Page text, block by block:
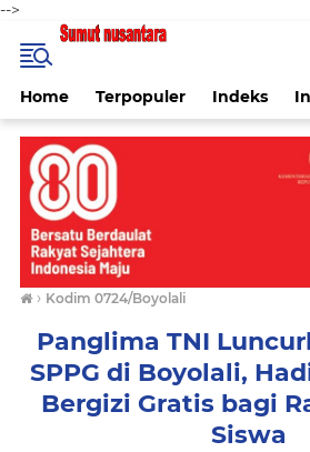
-->
Home Terpopuler Indeks
› Kodim 0724/Boyolali
Panglima TNI
SPPG di Boyolali,
Bergizi Gratis bagi
Siswa